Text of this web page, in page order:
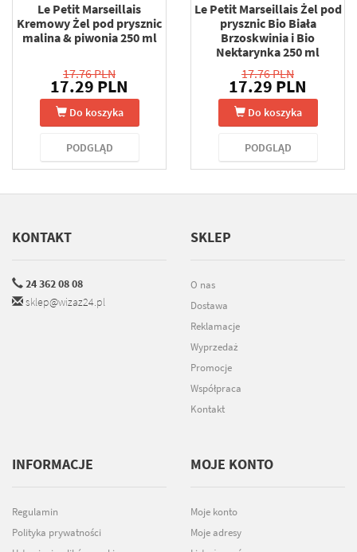
Le Petit Marseillais
Kremowy Żel pod prysznic
malina & piwonia 250 ml
17.76 PLN
17.29 PLN
Do koszyka
PODGLĄD
Le Petit Marseillais Żel pod
prysznic Bio Biała
Brzoskwinia i Bio
Nektarynka 250 ml
17.76 PLN
17.29 PLN
Do koszyka
PODGLĄD
KONTAKT
24 362 08 08
sklep@wizaz24.pl
SKLEP
O nas
Dostawa
Reklamacje
Wyprzedaż
Promocje
Współpraca
Kontakt
INFORMACJE
Regulamin
Polityka prywatności
MOJE KONTO
Moje konto
Moje adresy